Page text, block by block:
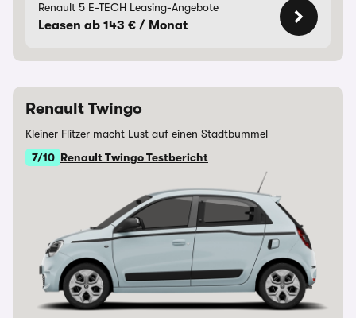
Renault 5 E-TECH Leasing-Angebote
Leasen ab 143 € / Monat
Renault Twingo
Kleiner Flitzer macht Lust auf einen Stadtbummel
7/10 Renault Twingo Testbericht